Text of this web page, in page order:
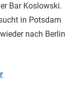
Bar Koslowski.
in Potsdam
nach Berlin